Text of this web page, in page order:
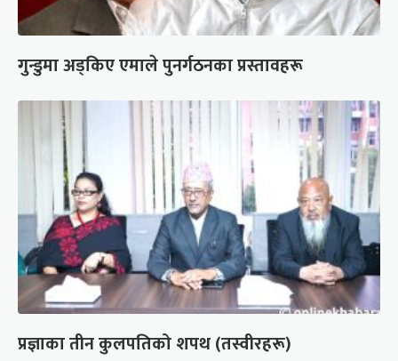
गुन्डुमा अड्किए एमाले पुनर्गठनका प्रस्तावहरू
प्रज्ञाका तीन कुलपतिको शपथ (तस्वीरहरू)